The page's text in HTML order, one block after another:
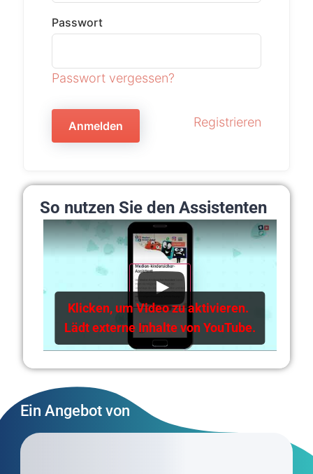
Passwort
Passwort vergessen?
Registrieren
So nutzen Sie den Assistenten
Ein Angebot von